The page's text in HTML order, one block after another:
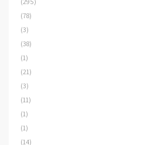
(78)
(3)
(38)
(1)
(21)
(3)
(11)
(1)
(1)
(14)